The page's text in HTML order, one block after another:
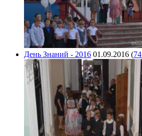
День Знаний - 2016 01.09.2016 (